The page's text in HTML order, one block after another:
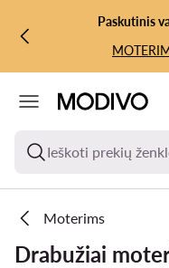
PEREITI PRIE
PEREITI Į PAIEŠKĄ
Paskutinis
Ieškoti prekių
Moterims
Drabužiai